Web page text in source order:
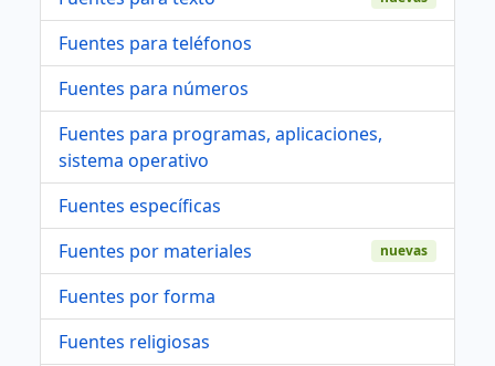
Fuentes para teléfonos
Fuentes para números
Fuentes para programas, aplicaciones,
sistema operativo
Fuentes específicas
Fuentes por materiales
nuevas
Fuentes por forma
Fuentes religiosas